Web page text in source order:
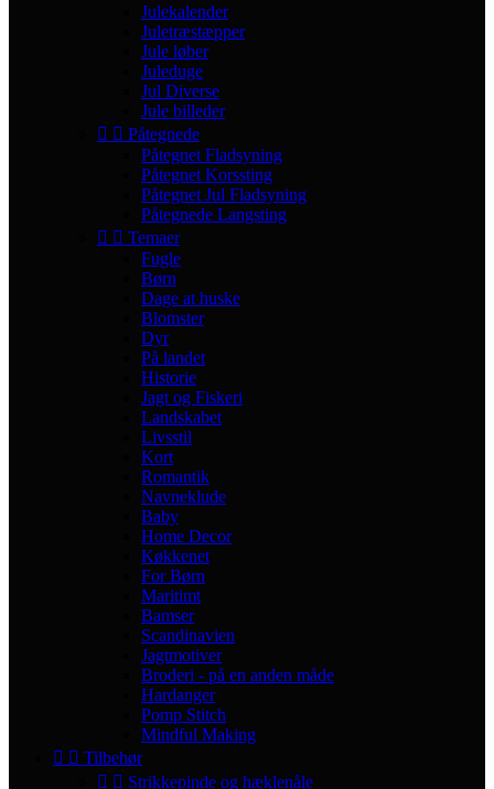
Julekalender
Juletræstæpper
Jule løber
Juleduge
Jul Diverse
Jule billeder
  Påtegnede
Påtegnet Fladsyning
Påtegnet Korssting
Påtegnet Jul Fladsyning
Påtegnede Langsting
  Temaer
Fugle
Børn
Dage at huske
Blomster
Dyr
På landet
Historie
Jagt og Fiskeri
Landskabet
Livsstil
Kort
Romantik
Navneklude
Baby
Home Decor
Køkkenet
For Børn
Maritimt
Bamser
Scandinavien
Jagtmotiver
Broderi - på en anden måde
Hardanger
Pomp Stitch
Mindful Making
  Tilbehør
  Strikkepinde og hæklenåle